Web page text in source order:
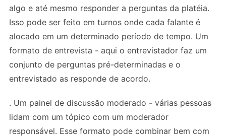
algo e até mesmo responder a perguntas da platéia.
Isso pode ser feito em turnos onde cada falante é
alocado em um determinado período de tempo. Um
formato de entrevista - aqui o entrevistador faz um
conjunto de perguntas pré-determinadas e o
entrevistado as responde de acordo.
. Um painel de discussão moderado - várias pessoas
lidam com um tópico com um moderador
responsável. Esse formato pode combinar bem com